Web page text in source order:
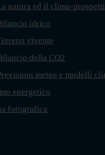
natura ed il clima-
idrico
vivente
della CO2
meteo e modelli
energetico
fotografica